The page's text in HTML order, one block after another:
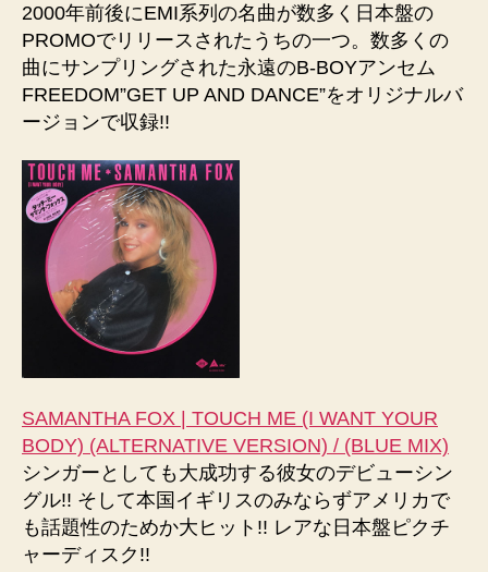
2000年前後にEMI系列の名曲が数多く日本盤の
PROMOでリリースされたうちの一つ。数多くの
曲にサンプリングされた永遠のB-BOYアンセム
FREEDOM”GET UP AND DANCE”をオリジナルバ
ージョンで収録!!
SAMANTHA FOX | TOUCH ME (I WANT YOUR
BODY) (ALTERNATIVE VERSION) / (BLUE MIX)
シンガーとしても大成功する彼女のデビューシン
グル!! そして本国イギリスのみならずアメリカで
も話題性のためか大ヒット!! レアな日本盤ピクチ
ャーディスク!!